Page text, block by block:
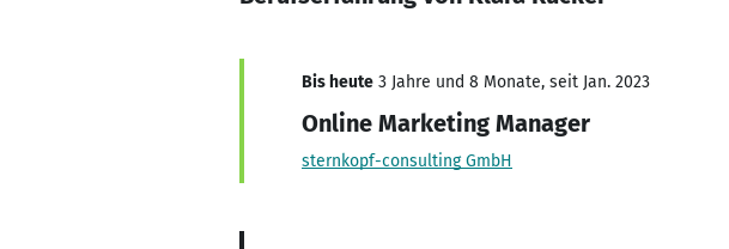
Bis heute 3 Jahre und 8 Monate, seit Jan. 2023
Online Marketing Manager
sternkopf-consulting GmbH